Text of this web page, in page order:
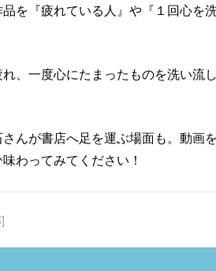
を『疲れている人』や『１回心を
、一度心にたまったものを洗い流
んが書店へ足を運ぶ場面も。動画
わってみてください！